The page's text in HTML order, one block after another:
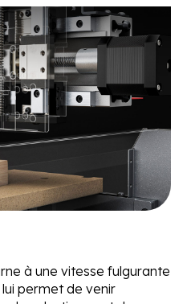
à une vitesse fulgurante
lui permet de venir